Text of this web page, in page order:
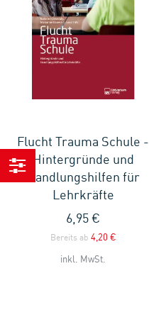
Flucht Trauma Schule -
Hintergründe und
Handlungshilfen für
Lehrkräfte
6,95 €
Bereits ab 4,20 €
inkl. MwSt.
Einkaufen